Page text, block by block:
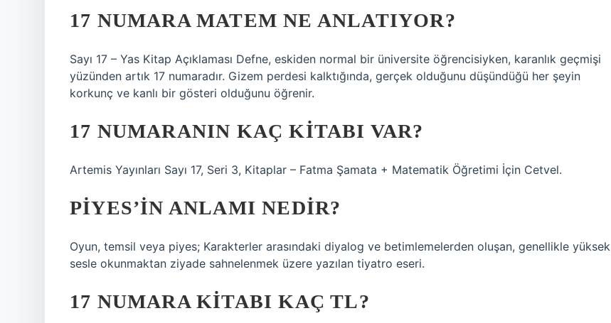
17 NUMARA MATEM NE ANLATIYOR?
Sayı 17 – Yas Kitap Açıklaması Defne, eskiden normal bir üniversite öğrencisiyken, karanlık geçmişi
yüzünden artık 17 numaradır. Gizem perdesi kalktığında, gerçek olduğunu düşündüğü her şeyin
korkunç ve kanlı bir gösteri olduğunu öğrenir.
17 NUMARANIN KAÇ KITABI VAR?
Artemis Yayınları Sayı 17, Seri 3, Kitaplar – Fatma Şamata + Matematik Öğretimi İçin Cetvel.
PIYES’IN ANLAMI NEDIR?
Oyun, temsil veya piyes; Karakterler arasındaki diyalog ve betimlemelerden oluşan, genellikle yüksek
sesle okunmaktan ziyade sahnelenmek üzere yazılan tiyatro eseri.
17 NUMARA KITABI KAÇ TL?